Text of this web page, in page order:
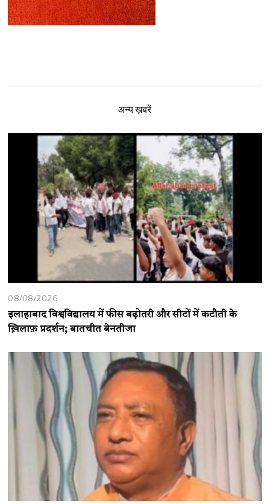
अन्य ख़बरें
08/08/2026
इलाहाबाद विश्वविद्यालय में फीस बढ़ोतरी और सीटों में कटौती के
ख़िलाफ़ प्रदर्शन; बातचीत बेनतीजा